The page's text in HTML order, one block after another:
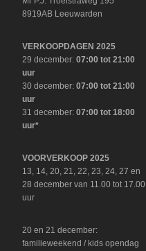
8919AB Leeuwarden
VERKOOPDAGEN 2025
29 december:07:00 tot 21:00
uur
30 december:07:00 tot 21:00
uur
31 december:07:00 tot 18:00
uur*
VOORVERKOOP 2025
13, 14, 20, 21, 22, 23, 24, 27 en
28 december van 11.00 tot 17.00
uur
20 en 21 december:
familieweekend / kids opendag